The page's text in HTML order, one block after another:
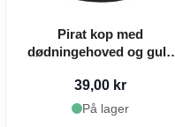
Pirat kop med
dødningehoved og guld
39,00 kr
På lager